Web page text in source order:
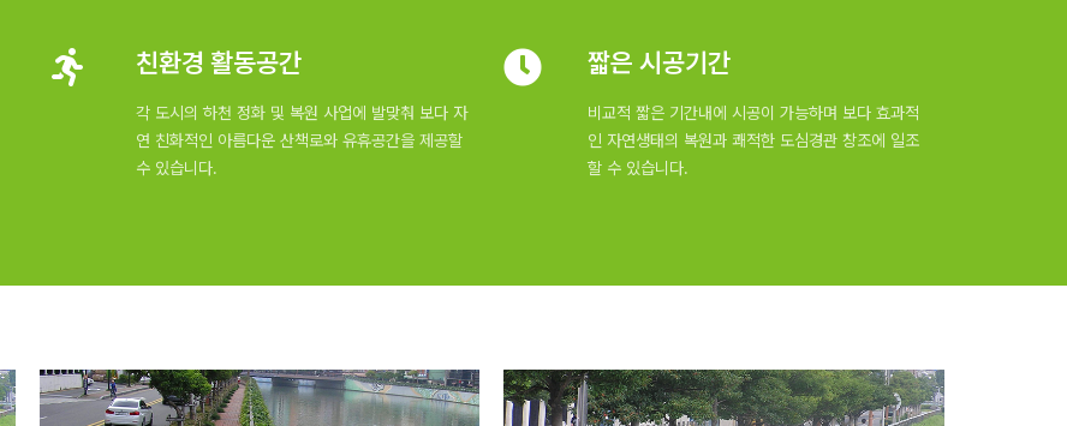
친환경 활동공간
각 도시의 하천 정화 및 복원 사업에 발맞춰 보다 자
연 친화적인 아름다운 산책로와 유휴공간을 제공할
수 있습니다.
짧은 시공기간
비교적 짧은 기간내에 시공이 가능하며 보다 효과적
인 자연생태의 복원과 쾌적한 도심경관 창조에 일조
할 수 있습니다.